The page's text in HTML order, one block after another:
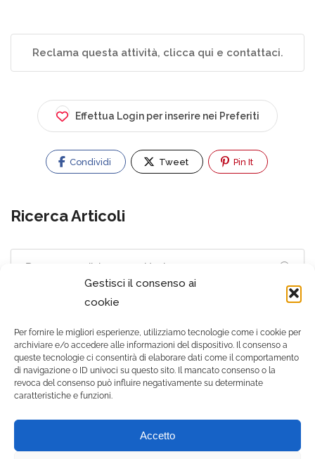
Gestisci il consenso ai
cookie
Per fornire le migliori esperienze, utilizziamo tecnologie come i cookie per
archiviare e/o accedere alle informazioni del dispositivo. Il consenso a
queste tecnologie ci consentirà di elaborare dati come il comportamento
di navigazione o ID univoci su questo sito. Il mancato consenso o la
revoca del consenso può influire negativamente su determinate
caratteristiche e funzioni.
Accetto
Reclama questa attività, clicca qui e contattaci.
Effettua Login per inserire nei Preferiti
Condividi Tweet Pin It
Ricerca Articoli
© 2021 Gruppo Zooiatra
srls - Tutti i diritti riservati. |
P.IVA 12556500010 |